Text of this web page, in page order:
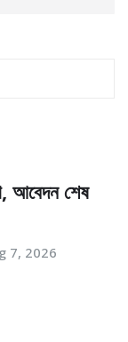
আবেদন শেষ
7, 2026